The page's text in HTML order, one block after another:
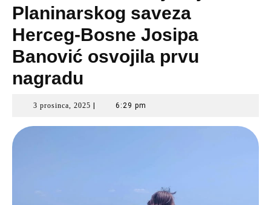
Planinarskog saveza
Herceg-Bosne Josipa
Banović osvojila prvu
nagradu
3 prosinca, 2025 3
2025
6:29 pm